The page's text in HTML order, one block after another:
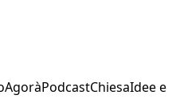
AgoràPodcastChiesaIdee e